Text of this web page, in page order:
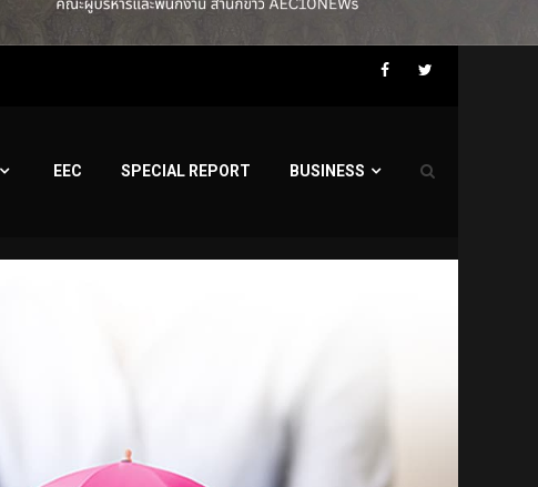
Facebook
Twitter
EEC SPECIAL REPORT BUSINESS